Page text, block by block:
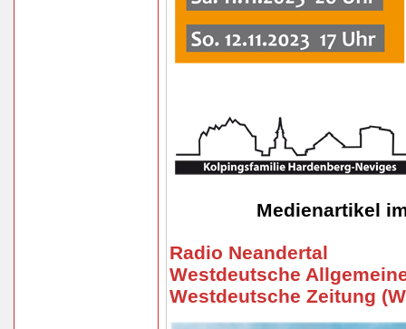
Medienartikel
Radio Neandertal
Westdeutsche
Westdeutsche Zeitung